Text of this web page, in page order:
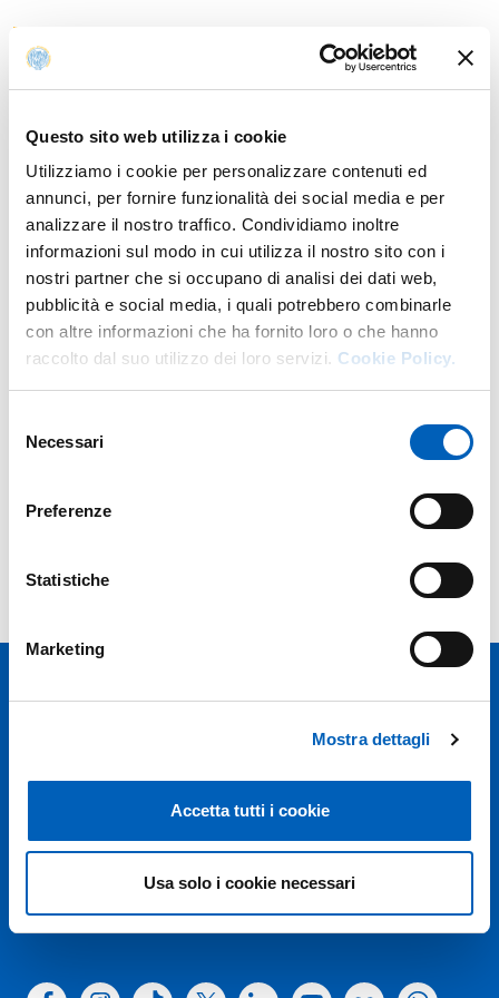
Questo sito web utilizza i cookie
Utilizziamo i cookie per personalizzare contenuti ed
annunci, per fornire funzionalità dei social media e per
analizzare il nostro traffico. Condividiamo inoltre
informazioni sul modo in cui utilizza il nostro sito con i
nostri partner che si occupano di analisi dei dati web,
pubblicità e social media, i quali potrebbero combinarle
con altre informazioni che ha fornito loro o che hanno
raccolto dal suo utilizzo dei loro servizi. Cookie Policy.
delNecessari
Preferenze
Statistiche
Marketing
Mostra dettagli
Accetta tutti i cookie
Usa solo i cookie necessari
Contacts
E. matteo.boselli@unipr.it
Teacher's activities
Exam schedule Class schedule
Teaching
Academic year of provision: 2026/2027
Second-cycle degree course in
Year: 1°
Previous years
Università degli studi di Parma
Via Università, 12 - I 43121 Parma
+39 0521 902111
PEC: